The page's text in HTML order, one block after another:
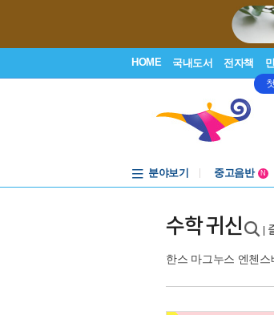
HOME 국내도서 전자책
분야보기
중고음반
중고음반
N
수학 귀신
한스 마그누스 엔첸스